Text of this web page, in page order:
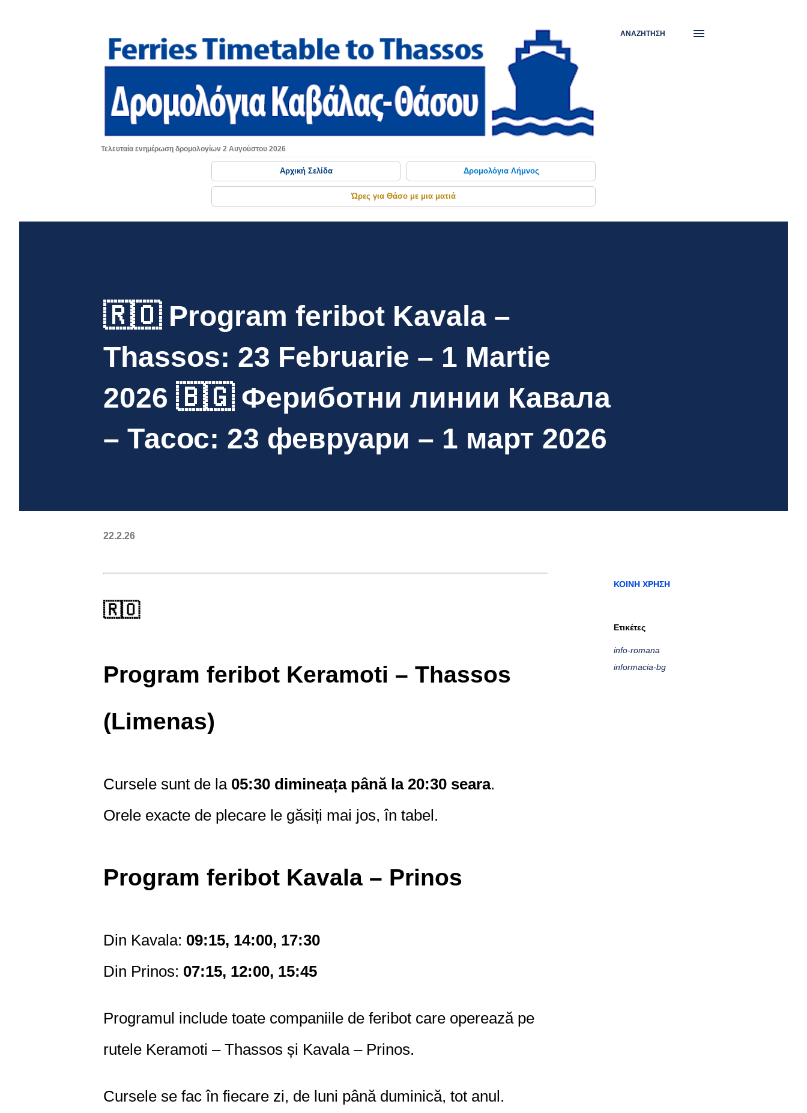
Τελευταία ενημέρωση δρομολογίων 2 Αυγούστου 2026
ΑΝΑΖΉΤΗΣΗ
Αρχική Σελίδα Δρομολόγια Λήμνος
Ώρες για Θάσο με μια ματιά
🇷🇴 Program feribot Kavala –
Thassos: 23 Februarie – 1 Martie
2026 🇧🇬 Фериботни линии Кавала
– Тасос: 23 февруари – 1 март 2026
22.2.26
🇷🇴
Program feribot Keramoti – Thassos
(Limenas)
Cursele sunt de la 05:30 dimineața până la 20:30 seara.
Orele exacte de plecare le găsiți mai jos, în tabel.
Program feribot Kavala – Prinos
Din Kavala: 09:15, 14:00, 17:30
Din Prinos: 07:15, 12:00, 15:45
Programul include toate companiile de feribot care operează pe
rutele Keramoti – Thassos și Kavala – Prinos.
Cursele se fac în fiecare zi, de luni până duminică, tot anul.
ΚΟΙΝΉ ΧΡΉΣΗ
Ετικέτες
info-romana
informacia-bg